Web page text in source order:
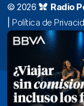
© 2026 Radio
Política de
Alda. Mazarredo,